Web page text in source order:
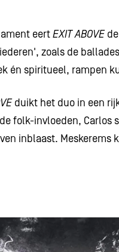
eertEXIT ABOVEde
zoals de
én spiritueel, rampen
duikt het duo in een
folk-invloeden, Carlos
inblaast.